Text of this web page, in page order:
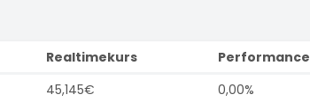
Realtimekurs
Performance
45,145€
0,00%